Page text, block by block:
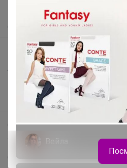
О нас
Все предложения
Анонсы
Новости
Поддержка альпак
Самое выгодное
Хиты продаж
Самое желанное